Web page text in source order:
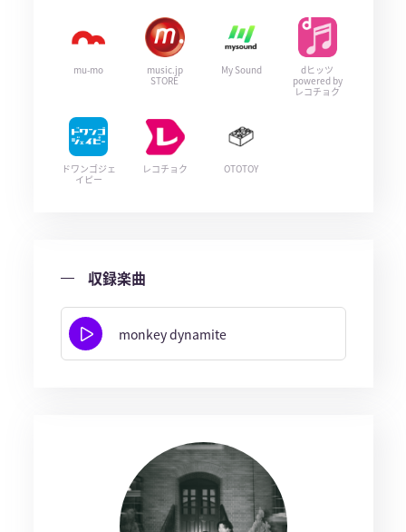
mu-mo
music.jp
STORE
My Sound
dヒッツ
powered by
レコチョク
ドワンゴジェ
イピー
レコチョク OTOTOY
収録楽曲
monkey dynamite